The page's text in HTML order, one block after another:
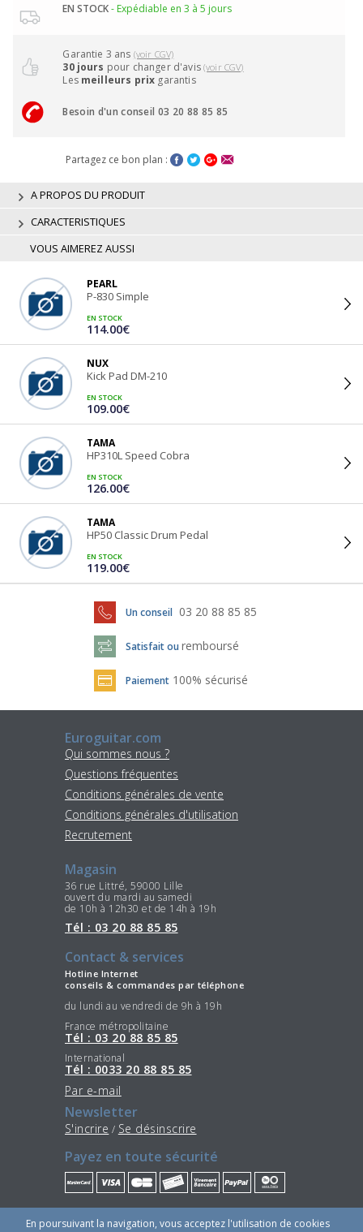
EN STOCK- Expédiable en 3 à 5 jours
Garantie 3 ans (voir CGV)
30 jours pour changer d'avis(voir CGV)
Les meilleurs prix garantis
Besoin d'un conseil 03 20 88 85 85
Partagez ce bon plan :
A PROPOS DU PRODUIT
CARACTERISTIQUES
VOUS AIMEREZ AUSSI
PEARL
P-830 Simple
EN STOCK
114.00€
NUX
Kick Pad DM-210
EN STOCK
109.00€
TAMA
HP310L Speed Cobra
EN STOCK
126.00€
TAMA
HP50 Classic Drum Pedal
EN STOCK
119.00€
Un conseil 03 20 88 85 85
Satisfait ou remboursé
Paiement 100% sécurisé
Euroguitar.com
Qui sommes nous ?
Questions fréquentes
Conditions générales de vente
Conditions générales d'utilisation
Recrutement
Magasin
36 rue Littré, 59000 Lille
ouvert du mardi au samedi
de 10h à 12h30 et de 14h à 19h
Tél : 03 20 88 85 85
Contact & services
Hotline Internet
conseils & commandes par téléphone
du lundi au vendredi de 9h à 19h
France métropolitaine
Tél : 03 20 88 85 85
International
Tél : 0033 20 88 85 85
Par e-mail
Newsletter
S'incrire / Se désinscrire
Payez en toute sécurité
Restez connectés
En poursuivant la navigation, vous acceptez l'utilisation de cookies